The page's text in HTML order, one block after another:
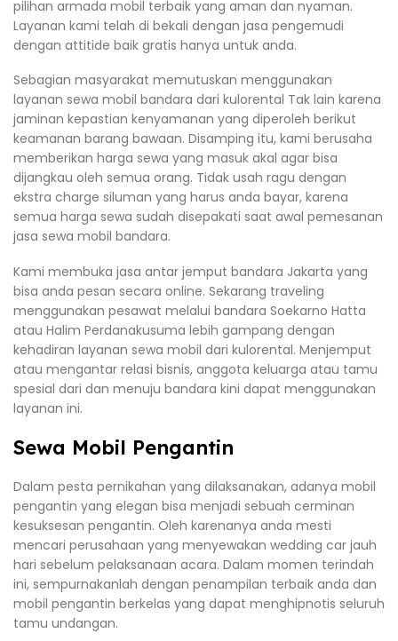
pilihan armada mobil terbaik yang aman dan nyaman.
Layanan kami telah di bekali dengan jasa pengemudi
dengan attitide baik gratis hanya untuk anda.
Sebagian masyarakat memutuskan menggunakan
layanan sewa mobil bandara dari kulorental Tak lain karena
jaminan kepastian kenyamanan yang diperoleh berikut
keamanan barang bawaan. Disamping itu, kami berusaha
memberikan harga sewa yang masuk akal agar bisa
dijangkau oleh semua orang. Tidak usah ragu dengan
ekstra charge siluman yang harus anda bayar, karena
semua harga sewa sudah disepakati saat awal pemesanan
jasa sewa mobil bandara.
Kami membuka jasa antar jemput bandara Jakarta yang
bisa anda pesan secara online. Sekarang traveling
menggunakan pesawat melalui bandara Soekarno Hatta
atau Halim Perdanakusuma lebih gampang dengan
kehadiran layanan sewa mobil dari kulorental. Menjemput
atau mengantar relasi bisnis, anggota keluarga atau tamu
spesial dari dan menuju bandara kini dapat menggunakan
layanan ini.
Sewa Mobil Pengantin
Dalam pesta pernikahan yang dilaksanakan, adanya mobil
pengantin yang elegan bisa menjadi sebuah cerminan
kesuksesan pengantin. Oleh karenanya anda mesti
mencari perusahaan yang menyewakan wedding car jauh
hari sebelum pelaksanaan acara. Dalam momen terindah
ini, sempurnakanlah dengan penampilan terbaik anda dan
mobil pengantin berkelas yang dapat menghipnotis seluruh
tamu undangan.